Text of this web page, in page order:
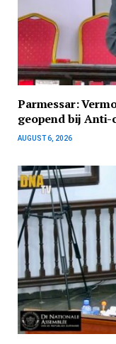
Parmessar:
geopend bij
AUGUST 6, 2026